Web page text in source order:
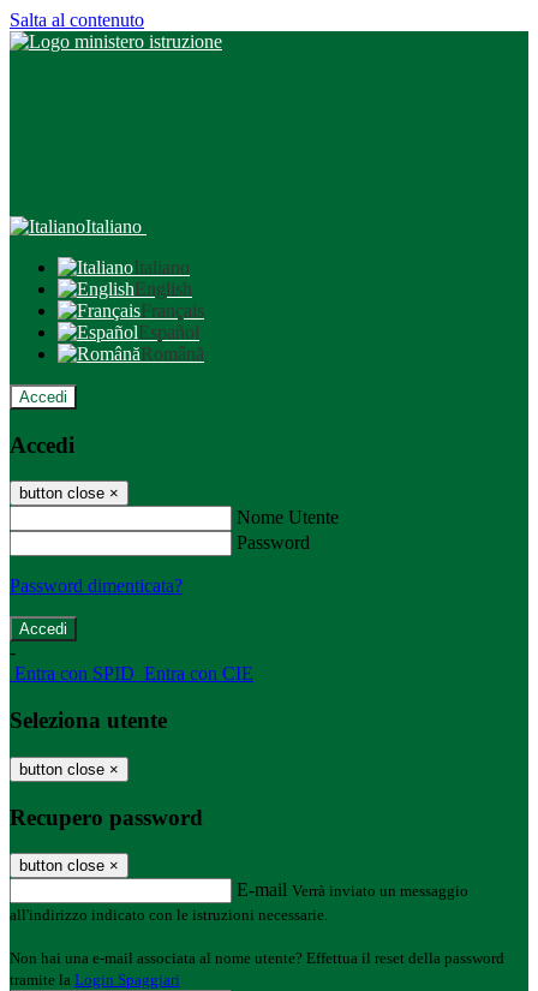
Salta al contenuto
Italiano
Italiano
English
Français
Español
Română
Accedi
Accedi
button close ×
Nome Utente
Password
Password dimenticata?
-
Entra con SPID Entra con CIE
Seleziona utente
button close ×
Recupero password
button close ×
E-mail Verrà inviato un messaggio
all'indirizzo indicato con le istruzioni necessarie.
Non hai una e-mail associata al nome utente? Effettua il reset della password
tramite la Login Spaggiari